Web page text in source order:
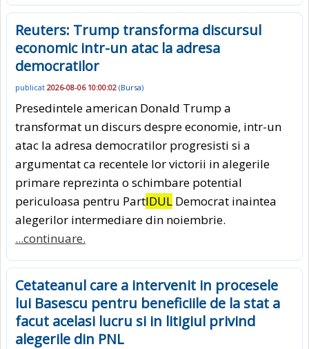
Reuters: Trump transforma discursul
economic intr-un atac la adresa
democratilor
publicat 2026-08-06 10:00:02 (Bursa)
Presedintele american Donald Trump a
transformat un discurs despre economie, intr-un
atac la adresa democratilor progresisti si a
argumentat ca recentele lor victorii in alegerile
primare reprezinta o schimbare potential
periculoasa pentru PartIDUL Democrat inaintea
alegerilor intermediare din noiembrie.
...continuare.
Cetateanul care a intervenit in procesele
lui Basescu pentru beneficiile de la stat a
facut acelasi lucru si in litigiul privind
alegerile din PNL